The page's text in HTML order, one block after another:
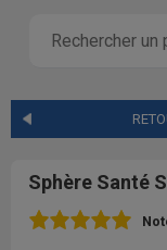
Sphère Santé